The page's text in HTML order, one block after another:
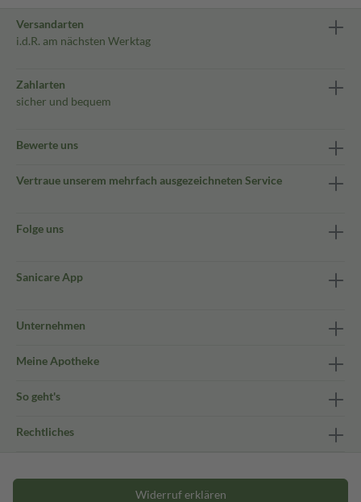
Versandarten
i.d.R. am nächsten Werktag
Zahlarten
sicher und bequem
Bewerte uns
Vertraue unserem mehrfach ausgezeichneten Service
Folge uns
Sanicare App
Unternehmen
Meine Apotheke
So geht's
Rechtliches
Widerruf erklären